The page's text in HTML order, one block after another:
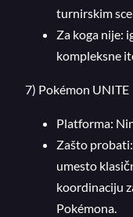
turnirskim
Za koga nije:
kompleksne
7) Pokémon UNITE
Platforma:
Zašto
umesto
koordinaciju
Pokémona.